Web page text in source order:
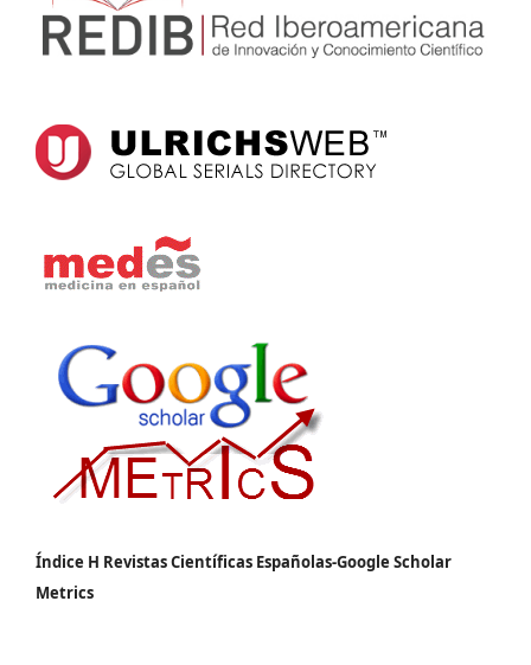
Índice H Revistas Científicas Españolas-Google Scholar
Metrics